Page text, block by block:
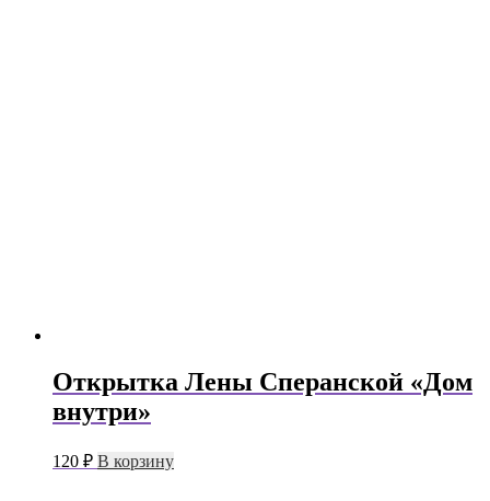
Открытка Лены Сперанской «Дом
внутри»
120 ₽ В корзину